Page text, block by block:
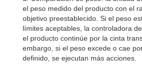
el peso medido del producto con el
objetivo preestablecido. Si el peso
límites aceptables, la controladora
el producto continúe por la cinta
embargo, si el peso excede o cae
definido, se ejecutan más acciones.